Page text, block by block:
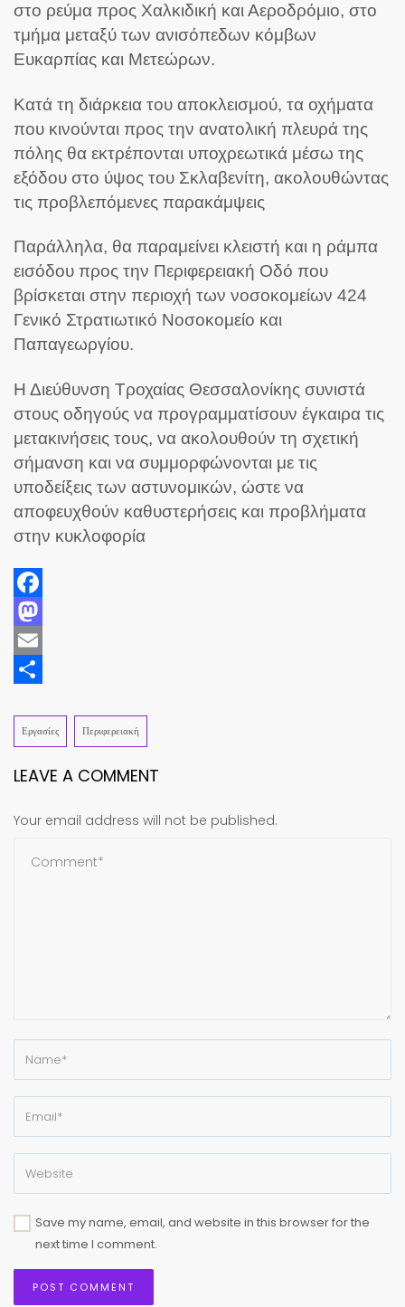
στο ρεύμα προς Χαλκιδική και Αεροδρόμιο, στο
τμήμα μεταξύ των ανισόπεδων κόμβων
Ευκαρπίας και Μετεώρων.
Κατά τη διάρκεια του αποκλεισμού, τα οχήματα
που κινούνται προς την ανατολική πλευρά της
πόλης θα εκτρέπονται υποχρεωτικά μέσω της
εξόδου στο ύψος του Σκλαβενίτη, ακολουθώντας
τις προβλεπόμενες παρακάμψεις
Παράλληλα, θα παραμείνει κλειστή και η ράμπα
εισόδου προς την Περιφερειακή Οδό που
βρίσκεται στην περιοχή των νοσοκομείων 424
Γενικό Στρατιωτικό Νοσοκομείο και
Παπαγεωργίου.
Η Διεύθυνση Τροχαίας Θεσσαλονίκης συνιστά
στους οδηγούς να προγραμματίσουν έγκαιρα τις
μετακινήσεις τους, να ακολουθούν τη σχετική
σήμανση και να συμμορφώνονται με τις
υποδείξεις των αστυνομικών, ώστε να
αποφευχθούν καθυστερήσεις και προβλήματα
στην κυκλοφορία
Facebook
Mastodon
Email
Εργασίες Περιφερειακή
LEAVE A COMMENT
Your email address will not be published.
Save my name, email, and website in this browser for the
next time I comment.